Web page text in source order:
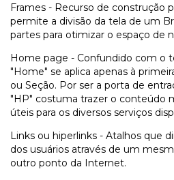
Frames - Recurso de construção
permite a divisão da tela de um
partes para otimizar o espaço de
Home page - Confundido com o
"Home" se aplica apenas à
ou Seção. Por ser a porta de
"HP" costuma trazer o conteúdo
úteis para os diversos serviços
Links ou hiperlinks - Atalhos que
dos usuários através de um
outro ponto da Internet.